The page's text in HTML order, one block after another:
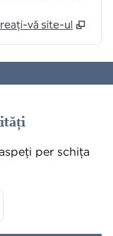
vă site-ul
1/2
per schița